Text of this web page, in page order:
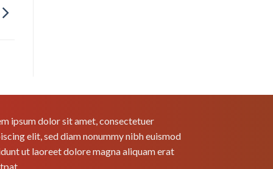
ipsum dolor sit amet, consectetuer
elit, sed diam nonummy nibh euismod
ut laoreet dolore magna aliquam erat